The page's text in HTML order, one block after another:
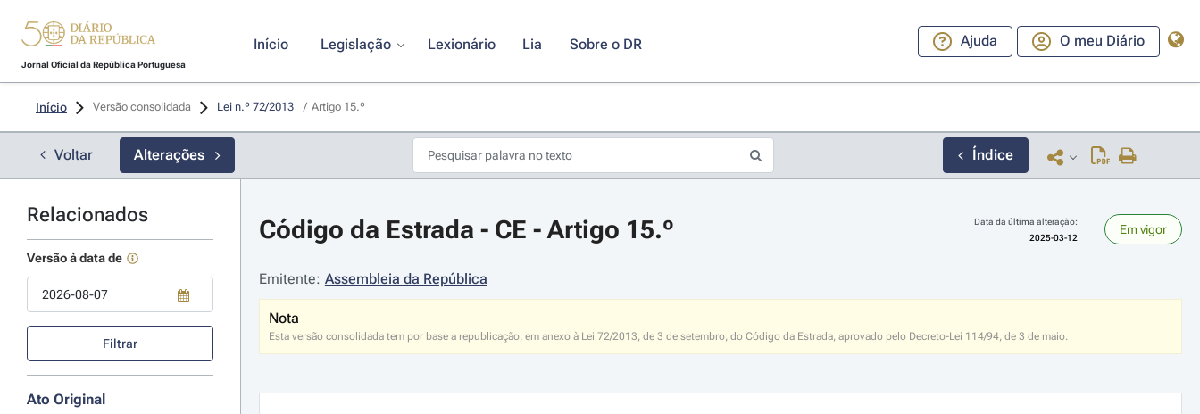
Jornal Oficial da República Portuguesa
Início Legislação Lexionário Lia Sobre o DR Ajuda O meu Diário
Início Versão consolidada Lei n.º 72/2013 / Artigo 15.º
Voltar Alterações Índice
Relacionados
Versão à data de
Use a tecla de seta para baixo para abrir o calendário; Use as teclas de seta para navegar pelos dias do calendário; Use cmd ou ctrl + seta para a direita ou esquerda para navegar pelos meses; Use cmd ou ctrl +
Filtrar
Ato Original
Código da Estrada - CE - Artigo 15.º
Data da última alteração:
2025-03-12
Em vigor
Emitente: Assembleia da República
Nota
Esta versão consolidada tem por base a republicação, em anexo à Lei 72/2013, de 3 de setembro, do Código da Estrada, aprovado pelo Decreto-Lei 114/94, de 3 de maio.